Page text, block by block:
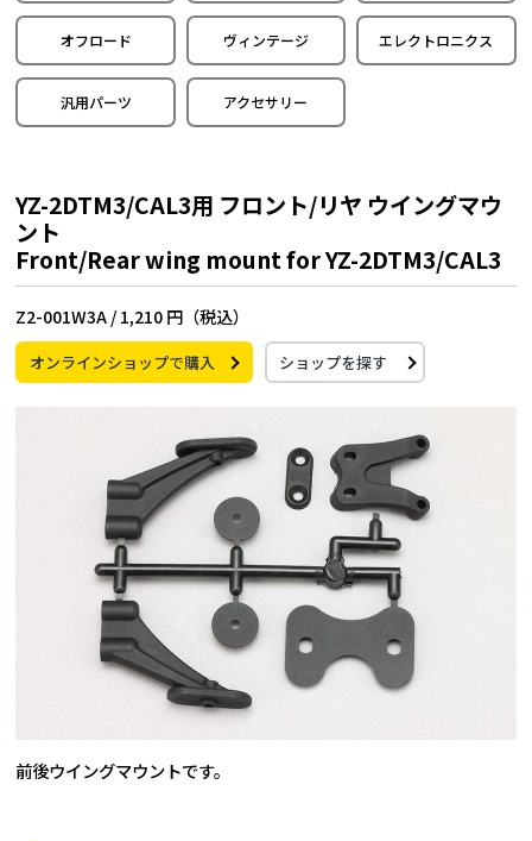
オフロード ヴィンテージ エレクトロニクス
汎用パーツ アクセサリー
YZ-2DTM3/CAL3用 フロント/リヤ ウイングマウ
ント
Front/Rear wing mount for YZ-2DTM3/CAL3
Z2-001W3A / 1,210 円（税込）
オンラインショップで購入 ショップを探す
前後ウイングマウントです。